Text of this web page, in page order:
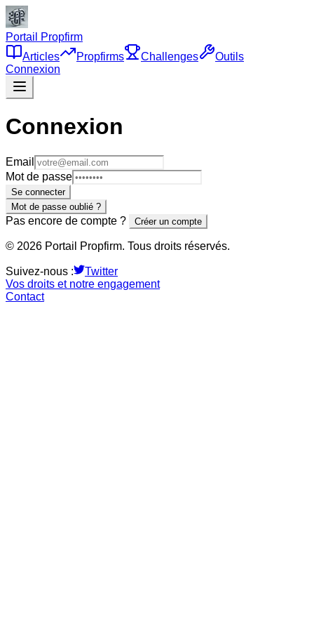
Portail Propfirm
Articles
Propfirms Challenges
Outils
Connexion
Connexion
Email
Mot de passe
Se connecter
Mot de passe oublié ?
Pas encore de compte ? Créer un compte
© 2026 Portail Propfirm. Tous droits réservés.
Suivez-nous :
Twitter
Vos droits et notre engagement
Contact